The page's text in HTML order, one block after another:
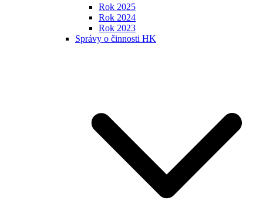
Rok 2025
Rok 2024
Rok 2023
Správy o činnosti HK